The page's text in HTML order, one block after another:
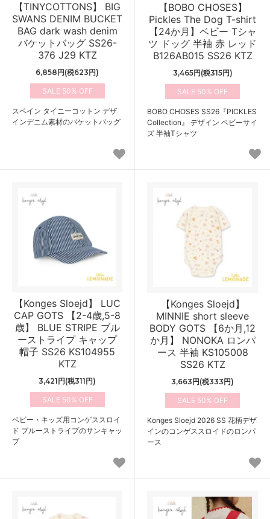
【TINYCOTTONS】 BIG
SWANS DENIM BUCKET
BAG dark wash denim
バケットバッグ SS26-
376 J29 KTZ
6,858円(税623円)
50%
スペイン タイニーコットン デザ
インデニム素材のバケットバッグ
【BOBO CHOSES】
Pickles The Dog T-shirt
【24か月】ベビー Tシャ
ツ ドッグ 半袖 赤 レッド
B126AB015 SS26 KTZ
3,465円(税315円)
50%
BOBO CHOSES SS26『PICKLES
Collection』 デザイン ベビーサイ
ズ 半袖Tシャツ
【Konges Sloejd】 LUC
CAP GOTS 【2-4歳,5-8
歳】 BLUE STRIPE ブル
ーストライプ キャップ
帽子 SS26 KS104955
KTZ
3,421円(税311円)
50%
ベビー・キッズ用コンゲススロイ
ド ブルーストライプのサンキャッ
プ
【Konges Sloejd】
MINNIE short sleeve
BODY GOTS 【6か月,12
か月】 NONOKA ロンパ
ース 半袖 KS105008
SS26 KTZ
3,663円(税333円)
50%
Konges Sloejd 2026 SS 花柄デザ
インのコンゲススロイドのロンパ
ース